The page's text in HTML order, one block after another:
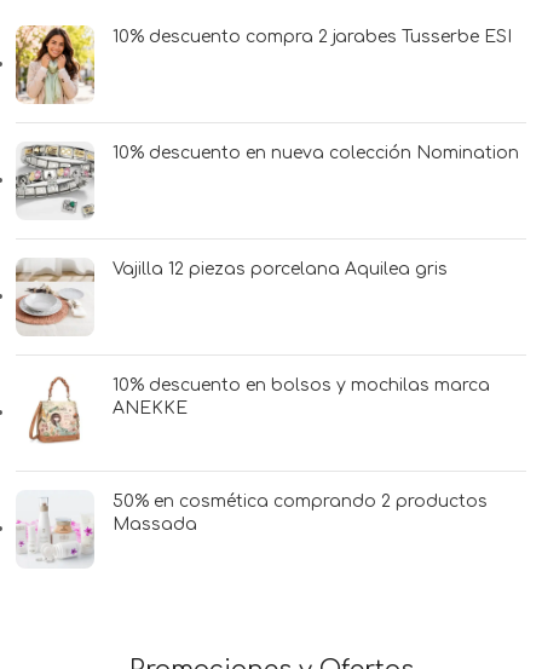
10% descuento compra 2 jarabes Tusserbe ESI
10% descuento en nueva colección Nomination
Vajilla 12 piezas porcelana Aquilea gris
10% descuento en bolsos y mochilas marca
ANEKKE
50% en cosmética comprando 2 productos
Massada